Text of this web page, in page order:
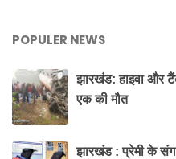
POPULER NEWS
झारखंड: हाइवा और
एक की मौत
झारखंड : प्रेमी के संग